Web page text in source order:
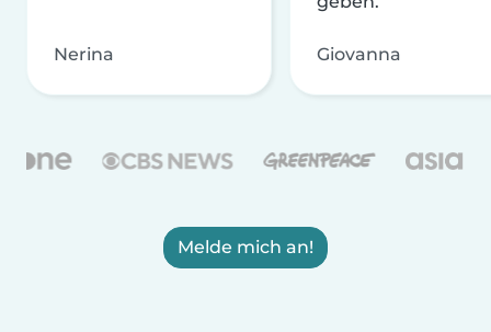
Nerina Giovanna
Melde mich an!